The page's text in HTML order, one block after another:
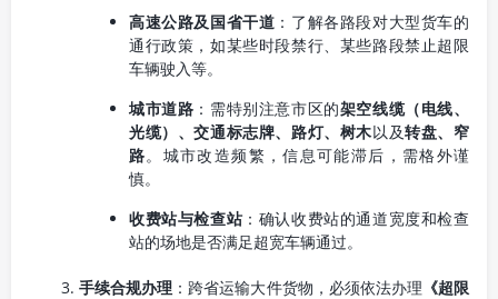
高速公路及国省干道 ：了解各路段对大型货车的
通行政策，如某些时段禁行、某些路段禁止超限
车辆驶入等。
城市道路 ：需特别注意市区的架空线缆（电线、
光缆）、交通标志牌、路灯、树木以及转盘、窄
路。城市改造频繁，信息可能滞后，需格外谨
慎。
收费站与检查站 ：确认收费站的通道宽度和检查
站的场地是否满足超宽车辆通过。
手续合规办理 ：跨省运输大件货物，必须依法办理 《超限